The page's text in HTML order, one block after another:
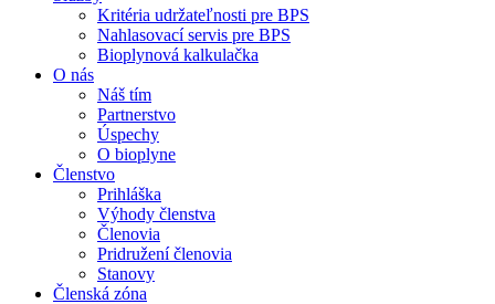
Kritéria udržateľnosti pre BPS
Nahlasovací servis pre BPS
Bioplynová kalkulačka
O nás
Náš tím
Partnerstvo
Úspechy
O bioplyne
Členstvo
Prihláška
Výhody členstva
Členovia
Pridružení členovia
Stanovy
Členská zóna